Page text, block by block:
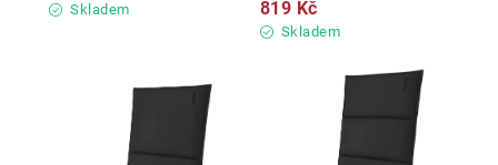
Skladem
Skladem
819 Kč